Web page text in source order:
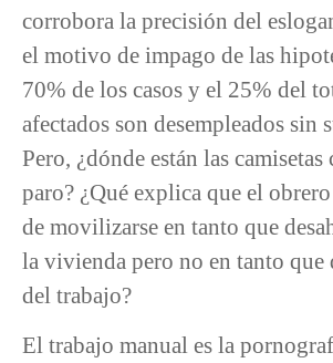
corrobora la precisión del
el motivo de impago de las
70% de los casos y el 25% del
afectados son desempleados sin
Pero, ¿dónde están las camisetas
paro? ¿Qué explica que el obrero
de movilizarse en tanto que
la vivienda pero no en tanto que
del trabajo?
El trabajo manual es la